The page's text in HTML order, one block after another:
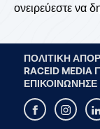
ονειρεύεστε να
ΠΟΛΙΤΙΚΉ
RACEID MEDIA